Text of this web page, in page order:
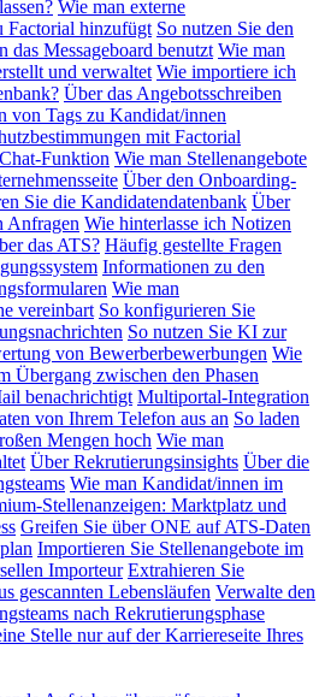
Wie man externe
Factorial hinzufügt So nutzen Sie den
das Messageboard benutzt Wie man
und verwaltet Wie importiere ich
Über das Angebotsschreiben
von Tags zu Kandidat/innen
mit Factorial
Funktion Wie man Stellenangebote
Über den Onboarding-
Sie die Kandidatendatenbank Über
Anfragen Wie hinterlasse ich Notizen
das ATS? Häufig gestellte Fragen
Informationen zu den
Wie man
vereinbart So konfigurieren Sie
So nutzen Sie KI zur
von Bewerberbewerbungen Wie
Übergang zwischen den Phasen
benachrichtigt Multiportal-Integration
von Ihrem Telefon aus an So laden
Mengen hoch Wie man
Über Rekrutierungsinsights Über die
Wie man Kandidat/innen im
Stellenanzeigen: Marktplatz und
Greifen Sie über ONE auf ATS-Daten
Importieren Sie Stellenangebote im
Importeur Extrahieren Sie
gescannten Lebensläufen Verwalte den
nach Rekrutierungsphase
Stelle nur auf der Karriereseite Ihres